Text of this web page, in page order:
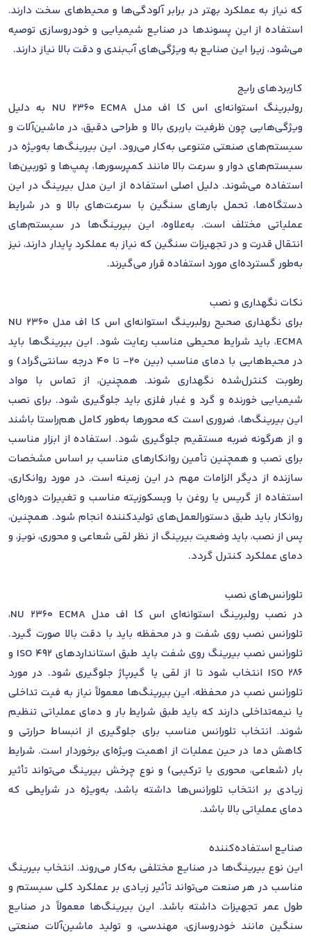
که نیاز به عملکرد بهتر در برابر آلودگی‌ها و محیط‌های سخت دارند.
استفاده از این پسوندها در صنایع شیمیایی و خودروسازی توصیه
می‌شود، زیرا این صنایع به ویژگی‌های آب‌بندی و دقت بالا نیاز دارند.
کاربردهای رایج
رولبرینگ استوانه‌ای اس کا اف مدل NU 2360 ECMA به دلیل
ویژگی‌هایی چون ظرفیت باربری بالا و طراحی دقیق، در ماشین‌آلات و
سیستم‌های صنعتی متنوعی به‌کار می‌رود. این بیرینگ‌ها به‌ویژه در
سیستم‌های دوار و سرعت بالا مانند کمپرسورها، پمپ‌ها و توربین‌ها
استفاده می‌شوند. دلیل اصلی استفاده از این مدل بیرینگ در این
دستگاه‌ها، تحمل بارهای سنگین با سرعت‌های بالا و در شرایط
عملیاتی مختلف است. به‌علاوه، این بیرینگ‌ها در سیستم‌های
انتقال قدرت و در تجهیزات سنگین که نیاز به عملکرد پایدار دارند، نیز
به‌طور گسترده‌ای مورد استفاده قرار می‌گیرند.
نکات نگهداری و نصب
برای نگهداری صحیح رولبرینگ استوانه‌ای اس کا اف مدل NU 2360
ECMA، باید شرایط محیطی مناسب رعایت شود. این بیرینگ‌ها باید
در محیط‌هایی با دمای مناسب (بین 20- تا 40 درجه سانتی‌گراد) و
رطوبت کنترل‌شده نگهداری شوند. همچنین، از تماس با مواد
شیمیایی خورنده و گرد و غبار فلزی باید جلوگیری شود. برای نصب
این بیرینگ‌ها، ضروری است که محورها به‌طور کامل هم‌راستا باشند
و از هرگونه ضربه مستقیم جلوگیری شود. استفاده از ابزار مناسب
برای نصب و همچنین تأمین روانکارهای مناسب بر اساس مشخصات
سازنده از دیگر الزامات مهم در این زمینه است. در مورد روانکاری،
استفاده از گریس یا روغن با ویسکوزیته مناسب و تغییرات دوره‌ای
روانکار باید طبق دستورالعمل‌های تولیدکننده انجام شود. همچنین،
پس از نصب، باید وضعیت بیرینگ از نظر لقی شعاعی و محوری، نویز، و
دمای عملکرد کنترل گردد.
تلورانس‌های نصب
در نصب رولبرینگ استوانه‌ای اس کا اف مدل NU 2360 ECMA،
تلورانس نصب روی شفت و در محفظه باید با دقت بالا صورت گیرد.
تلورانس نصب بیرینگ روی شفت باید طبق استانداردهای ISO 492 و
ISO 286 انتخاب شود تا از لقی یا گیرپاژ جلوگیری شود. در مورد
تلورانس نصب در محفظه، این بیرینگ‌ها معمولاً نیاز به فیت تداخلی
یا نیمه‌تداخلی دارند که باید طبق شرایط بار و دمای عملیاتی تنظیم
شوند. انتخاب تلورانس مناسب برای جلوگیری از انبساط حرارتی و
کاهش دما در حین عملیات از اهمیت ویژه‌ای برخوردار است. شرایط
بار (شعاعی، محوری یا ترکیبی) و نوع چرخش بیرینگ می‌تواند تأثیر
زیادی بر انتخاب تلورانس‌ها داشته باشد، به‌ویژه در شرایطی که
دمای عملیاتی بالا باشد.
صنایع استفاده‌کننده
این نوع بیرینگ‌ها در صنایع مختلفی به‌کار می‌روند. انتخاب بیرینگ
مناسب در هر صنعت می‌تواند تأثیر زیادی بر عملکرد کلی سیستم و
طول عمر تجهیزات داشته باشد. این بیرینگ‌ها معمولاً در صنایع
سنگین مانند خودروسازی، مهندسی، و تولید ماشین‌آلات صنعتی